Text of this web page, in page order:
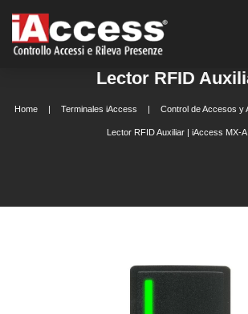
Lector RFID
Home Terminales iAccess Control de Accesos y
Lector RFID Auxiliar | iAccess MX-A